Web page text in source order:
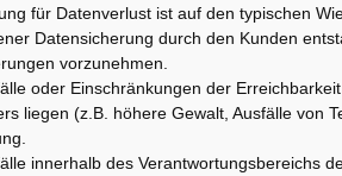
für Datenverlust ist auf den typischen
Datensicherung durch den Kunden
vorzunehmen.
oder Einschränkungen der
liegen (z.B. höhere Gewalt, Ausfälle von
innerhalb des Verantwortungsbereichs